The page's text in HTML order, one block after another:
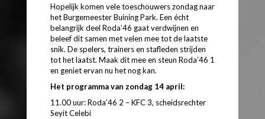
Hopelijk komen vele toeschouwers zondag naar
het Burgemeester Buining Park. Een écht
belangrijk deel Roda’46 gaat verdwijnen en
beleef dit samen met velen mee tot de laatste
snik. De spelers, trainers en stafleden strijden
tot het laatst. Maak dit mee en steun Roda’46 1
en geniet ervan nu het nog kan.
Het programma van zondag 14 april:
11.00 uur: Roda’46 2 – KFC 3, scheidsrechter
Seyit Celebi